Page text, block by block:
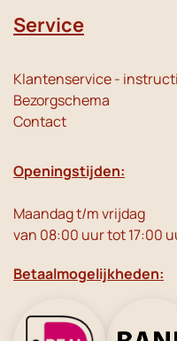
Service
Klantenservice -
Bezorgschema
Contact
Openingstijden:
Maandag t/m vrijdag
van 08:00 uur tot 17:00
Betaalmogelijkheden: